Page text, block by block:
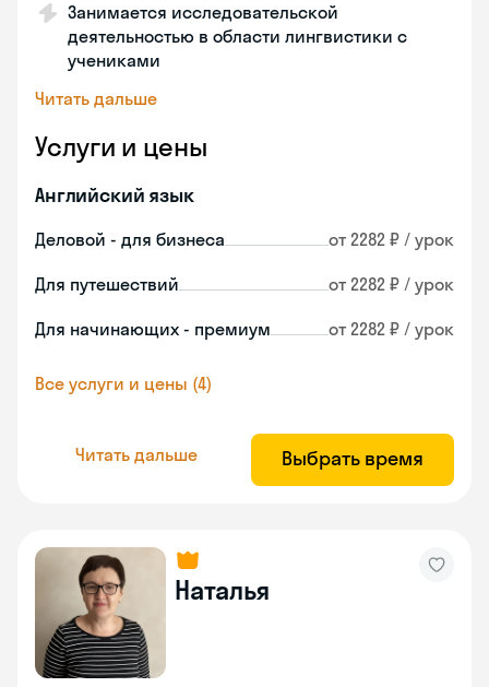
Занимается исследовательской
деятельностью в области лингвистики с
учениками
Читать дальше
Услуги и цены
Английский язык
Деловой - для бизнеса от 2282 ₽ / урок
Для путешествий от 2282 ₽ / урок
Для начинающих - премиум от 2282 ₽ / урок
Все услуги и цены (4)
Читать дальше Выбрать время
Наталья